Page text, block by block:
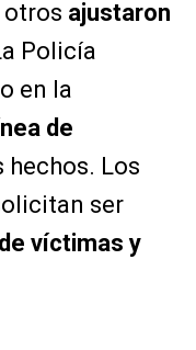
otros ajustaron
Policía
en la
de
hechos. Los
ser
víctimas y